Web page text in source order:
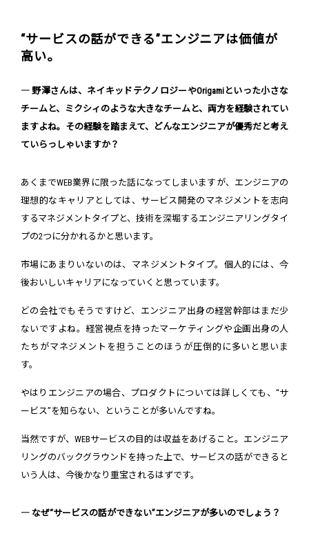
“サービスの話ができる”エンジニアは価値が
高い。
― 野澤さんは、ネイキッドテクノロジーやOrigamiといった小さな
チームと、ミクシィのような大きなチームと、両方を経験されてい
ますよね。その経験を踏まえて、どんなエンジニアが優秀だと考え
ていらっしゃいますか？
あくまでWEB業界に限った話になってしまいますが、エンジニアの
理想的なキャリアとしては、サービス開発のマネジメントを志向
するマネジメントタイプと、技術を深堀するエンジニアリングタイ
プの2つに分かれるかと思います。
市場にあまりいないのは、マネジメントタイプ。個人的には、今
後おいしいキャリアになっていくと思っています。
どの会社でもそうですけど、エンジニア出身の経営幹部はまだ少
ないですよね。経営視点を持ったマーケティングや企画出身の人
たちがマネジメントを担うことのほうが圧倒的に多いと思いま
す。
やはりエンジニアの場合、プロダクトについては詳しくても、“サ
ービス”を知らない、ということが多いんですね。
当然ですが、WEBサービスの目的は収益をあげること。エンジニア
リングのバックグラウンドを持った上で、サービスの話ができると
いう人は、今後かなり重宝されるはずです。
― なぜ“サービスの話ができない”エンジニアが多いのでしょう？